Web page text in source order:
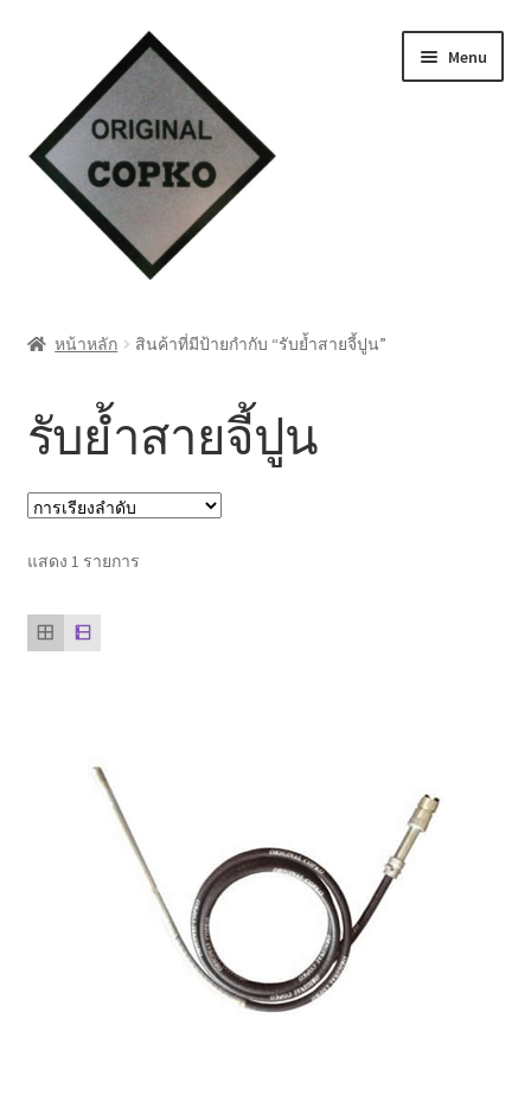
navigation
content
Menu
My account
ชำระเงิน
ตะกร้าสินค้า
ติดต่อเรา
หน้าหลัก สินค้าที่มีป้ายกำกับ “รับย้ำสายจี้ปูน”
รับย้ำสายจี้ปูน
แสดง 1 รายการ